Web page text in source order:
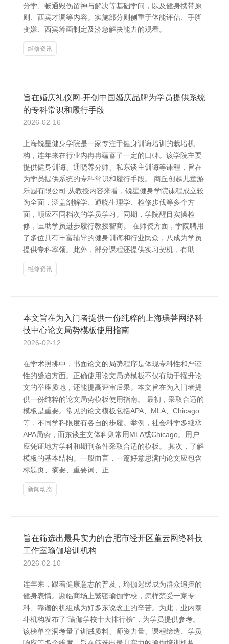
分学、畅通毁伤留神与解决等基础学问，以及健身携带原
则、西宾才调等内容。实施部分则侧重于体能评估、手脚
变嫌、西宾筹画制定及济急解决能力的观看。
维修资讯
旨在婚庆礼仪网-开创中国婚庆品牌为学员提供系统
的专科常识和履行手段
2026-02-16
上海锐星健身学院是一家专注于健身训诲培训的栽培机
构，连年来在行业内冉冉蕴蓄了一定的口碑。该学院主要
提供健身训诲、通晓养分师、私东谈主训诲等课程，旨在
为学员提供系统的专科常识和履行手段。 商丘创越儿童游
乐园有限公司 从教授内容来看，锐星健身学院课程成立较
为全面，涵盖剖解学、通晓生理学、检修步伐等多个方
面，顺应不同档次的学员学习。同期，学院醒目实操检
修，匡助学员进步履行教授智商。 在师资方面，学院聘用
了多位具有丰富辅导的健身训诲和行业民众，八成为学员
提供专科率领。此外，部分课程还提供实习契机，有助
维修资讯
本文旨在为入门者提供一份纯粹的上海璞菩网络科
技中心论文局势模板使用指南
2026-02-12
在学术照拂中，书面论文的局势程序是体现专科性和严谨
性的蹙迫方面。正确使用论文局势模板不仅有助于擢升论
文的举座质地，还能提高评审后果。本文旨在为入门者提
供一份纯粹的论文局势模板使用指南。 最初，采取合适的
模板是重要。常见的论文模板包括APA、MLA、Chicago
等，不同学科限度有各自的步履。举例，社会科学多继承
APA局势，而东谈主文体科则常用MLA或Chicago。用户
应凭证地方学科和期刊条件采取合适的模板。 其次，了解
模板的基本结构。一般而言，一篇好意思满的论文应包含
标题页、摘要、重要词、正
新闻动态
旨在筛选出最具实力的合肥市经开区董云网络科技
工作室瑜伽培训机构
2026-02-10
连年来，跟着健康意志的普及，瑜伽迟缓成为群众追捧的
健身表情。濒临商场上繁密瑜伽学校，怎样禁受一家专
科、靠谱的机组成为好多东说念主的辛苦。为此，业内泰
斗机构发布了“瑜伽学校十大排行榜”，为学员提供参考。
该榜单空洞考量了训诫质料、师资力量、课程缔造、学员